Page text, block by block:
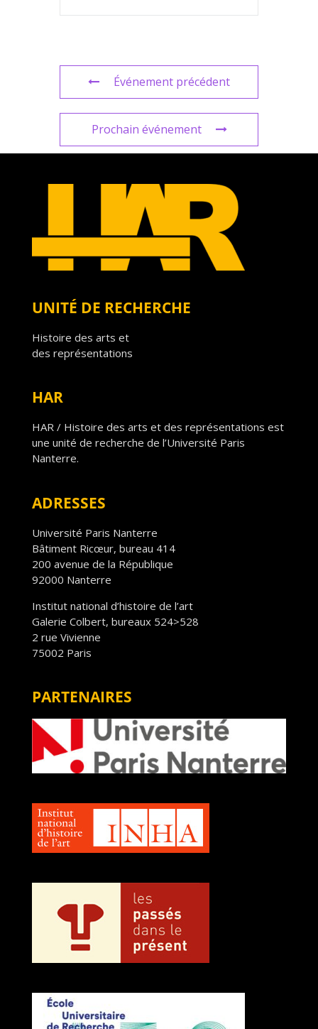
Événement précédent
Prochain événement
UNITÉ DE RECHERCHE
Histoire des arts et
des représentations
HAR
HAR / Histoire des arts et des représentations est
une unité de recherche de l’Université Paris
Nanterre.
ADRESSES
Université Paris Nanterre
Bâtiment Ricœur, bureau 414
200 avenue de la République
92000 Nanterre
Institut national d’histoire de l’art
Galerie Colbert, bureaux 524>528
2 rue Vivienne
75002 Paris
PARTENAIRES